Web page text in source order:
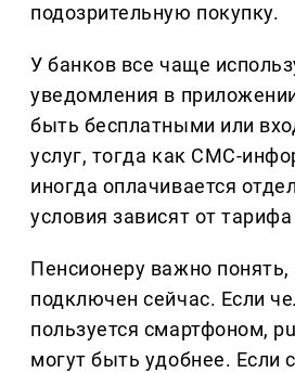
подозрительную покупку.
У банков все чаще
уведомления в
быть бесплатными или
услуг, тогда как СМС-
иногда оплачивается
условия зависят от
Пенсионеру важно понять,
подключен сейчас. Если
пользуется смартфоном,
могут быть удобнее. Если